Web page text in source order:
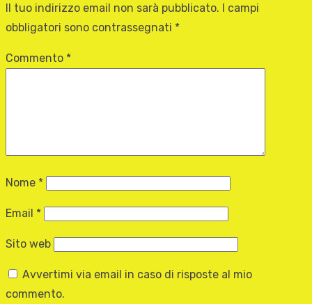
Il tuo indirizzo email non sarà pubblicato.
I campi
obbligatori sono contrassegnati *
Commento *
Nome *
Email *
Sito web
Avvertimi via email in caso di risposte al mio
commento.